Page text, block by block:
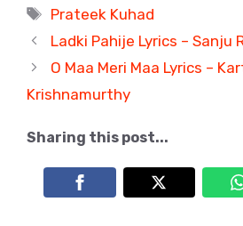
Tags
Prateek Kuhad
Ladki Pahije Lyrics – Sanju
O Maa Meri Maa Lyrics –
Krishnamurthy
Sharing this post...